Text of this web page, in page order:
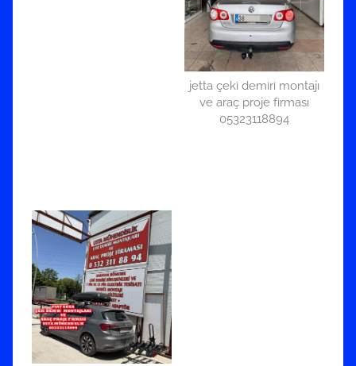
jetta çeki demiri montajı
ve araç proje firması
05323118894